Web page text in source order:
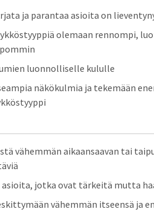
ja parantaa asioita on
olemaan rennompi,
luonnolliselle kululle
näkökulmia ja tekemään
vähemmän aikaansaavan tai
jotka ovat tärkeitä mutta
vähemmän itseensä ja